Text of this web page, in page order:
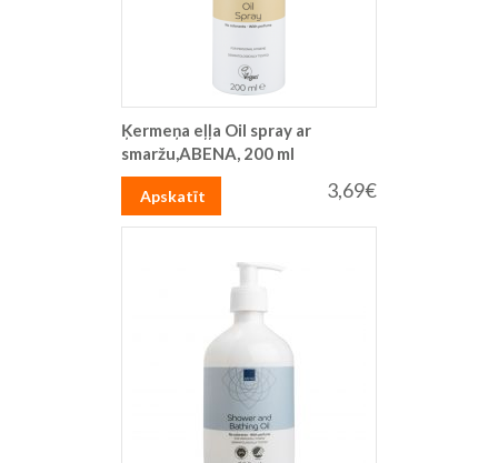
Ķermeņa eļļa Oil spray ar
smaržu,ABENA, 200 ml
3,69€
Apskatīt